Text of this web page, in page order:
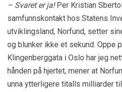
– Svaret er ja!Per Kristian
samfunnskontakt hos Statens
utviklingsland, Norfund, setter
og blunker ikke et sekund. Oppe
Klingenberggata i Oslo har jeg
hånden på hjertet, mener at
unna ytterligere titalls milliarder